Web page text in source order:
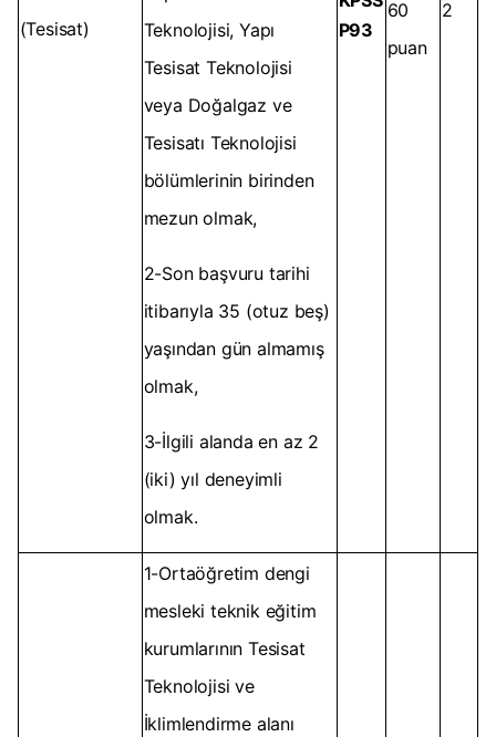
(Tesisat)
Teknolojisi, Yapı
Tesisat Teknolojisi
veya Doğalgaz ve
Tesisatı Teknolojisi
bölümlerinin birinden
mezun olmak,
2-Son başvuru tarihi
itibarıyla 35 (otuz beş)
yaşından gün almamış
olmak,
3-İlgili alanda en az 2
(iki) yıl deneyimli
olmak.
P93
60
puan
2
1-Ortaöğretim dengi
mesleki teknik eğitim
kurumlarının Tesisat
Teknolojisi ve
İklimlendirme alanı